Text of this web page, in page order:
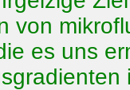
von
es uns